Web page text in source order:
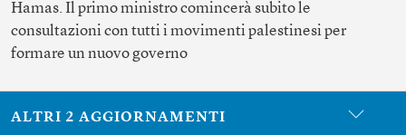
Hamas. Il primo ministro comincerà subito le
consultazioni con tutti i movimenti palestinesi per
formare un nuovo governo
ALTRI 2 AGGIORNAMENTI